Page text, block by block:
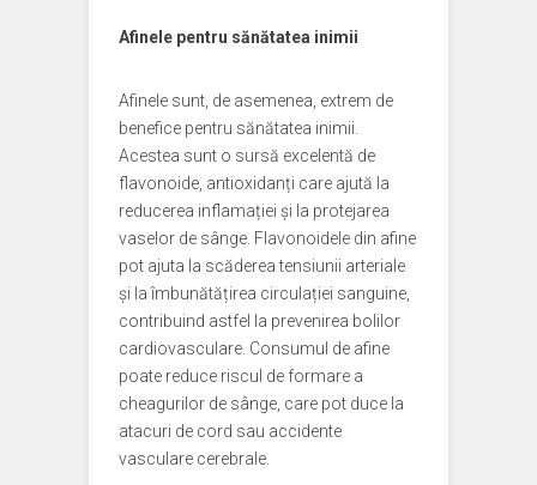
Afinele pentru sănătatea inimii
Afinele sunt, de asemenea, extrem de
benefice pentru sănătatea inimii.
Acestea sunt o sursă excelentă de
flavonoide, antioxidanți care ajută la
reducerea inflamației și la protejarea
vaselor de sânge. Flavonoidele din afine
pot ajuta la scăderea tensiunii arteriale
și la îmbunătățirea circulației sanguine,
contribuind astfel la prevenirea bolilor
cardiovasculare. Consumul de afine
poate reduce riscul de formare a
cheagurilor de sânge, care pot duce la
atacuri de cord sau accidente
vasculare cerebrale.